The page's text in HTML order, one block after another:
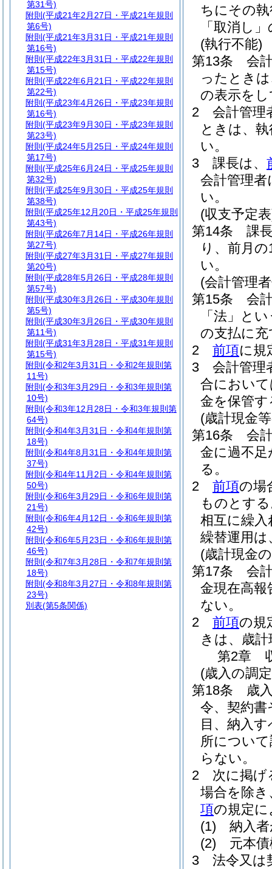
ちにその
「取消し
(執行不能)
第13条
会
ったとき
の表示を
2
会計管理
ときは、
い。
3
課長は、
会計管理
い。
(収支予定
第14条
課
り、前月
い。
(会計管理
第15条
会
「法」と
の支払に
2
前項に規
3
会計管理
合におい
金を保管
(歳計現金
第16条
会
金に過不
る。
2
前項の場
ものとす
相互に繰
繰替運用
(歳計現金
第17条
会
金現在高
ない。
2
前項の規
きは、歳
第2章
(歳入の調
第18条
歳
令、契約
目、納入
所につい
らない。
2
次に掲げ
場合を除
項の規定
(1)
納入
(2)
元本
3
法令又は
第31号)
附則 (平成21年2月27日・平成21年規則
第6号)
附則 (平成21年3月31日・平成21年規則
第16号)
附則 (平成22年3月31日・平成22年規則
第15号)
附則 (平成22年6月21日・平成22年規則
第22号)
附則 (平成23年4月26日・平成23年規則
第16号)
附則 (平成23年9月30日・平成23年規則
第23号)
附則 (平成24年5月25日・平成24年規則
第17号)
附則 (平成25年6月24日・平成25年規則
第32号)
附則 (平成25年9月30日・平成25年規則
第38号)
附則 (平成25年12月20日・平成25年規則
第43号)
附則 (平成26年7月14日・平成26年規則
第27号)
附則 (平成27年3月31日・平成27年規則
第20号)
附則 (平成28年5月26日・平成28年規則
第57号)
附則 (平成30年3月26日・平成30年規則
第5号)
附則 (平成30年3月26日・平成30年規則
第11号)
附則 (平成31年3月28日・平成31年規則
第15号)
附則 (令和2年3月31日・令和2年規則第
11号)
附則 (令和3年3月29日・令和3年規則第
10号)
附則 (令和3年12月28日・令和3年規則第
64号)
附則 (令和4年3月31日・令和4年規則第
18号)
附則 (令和4年8月31日・令和4年規則第
37号)
附則 (令和4年11月2日・令和4年規則第
50号)
附則 (令和6年3月29日・令和6年規則第
21号)
附則 (令和6年4月12日・令和6年規則第
42号)
附則 (令和6年5月23日・令和6年規則第
46号)
附則 (令和7年3月28日・令和7年規則第
18号)
附則 (令和8年3月27日・令和8年規則第
23号)
別表(第5条関係)